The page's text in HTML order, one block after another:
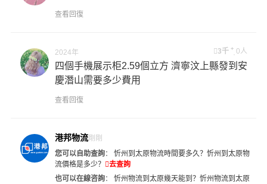
查看回復
2024年 3千 + 0人
四個手機展示柜2.59個立方 濟寧汶上縣發到安
慶潛山需要多少費用
查看回復
港邦物流剛剛
您可以自助查詢： 忻州到太原物流時間要多久？ 忻州到太原物
流價格是多少？
去查詢
也可以在線咨詢： 忻州物流到太原幾天能到？ 忻州物流到太原